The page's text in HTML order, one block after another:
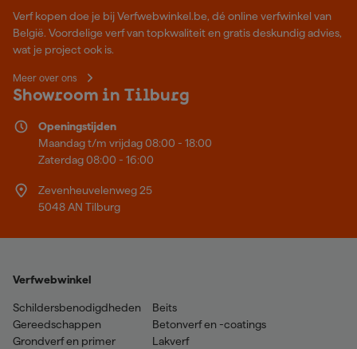
Verf kopen doe je bij Verfwebwinkel.be, dé online verfwinkel van
België. Voordelige verf van topkwaliteit en gratis deskundig advies,
wat je project ook is.
Meer over ons
Showroom in Tilburg
Openingstijden
Maandag t/m vrijdag 08:00 - 18:00
Zaterdag 08:00 - 16:00
Zevenheuvelenweg 25
5048 AN Tilburg
Verfwebwinkel
Schildersbenodigdheden
Gereedschappen
Grondverf en primer
Beits
Betonverf en -coatings
Lakverf